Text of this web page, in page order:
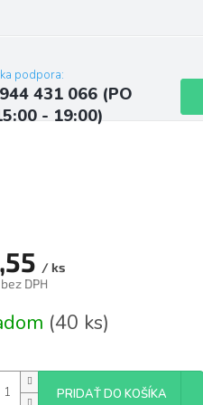
podpora:
431 066 (PO
- 19:00)
/ ks
DPH
(40 ks)
PRIDAŤ DO KOŠÍKA